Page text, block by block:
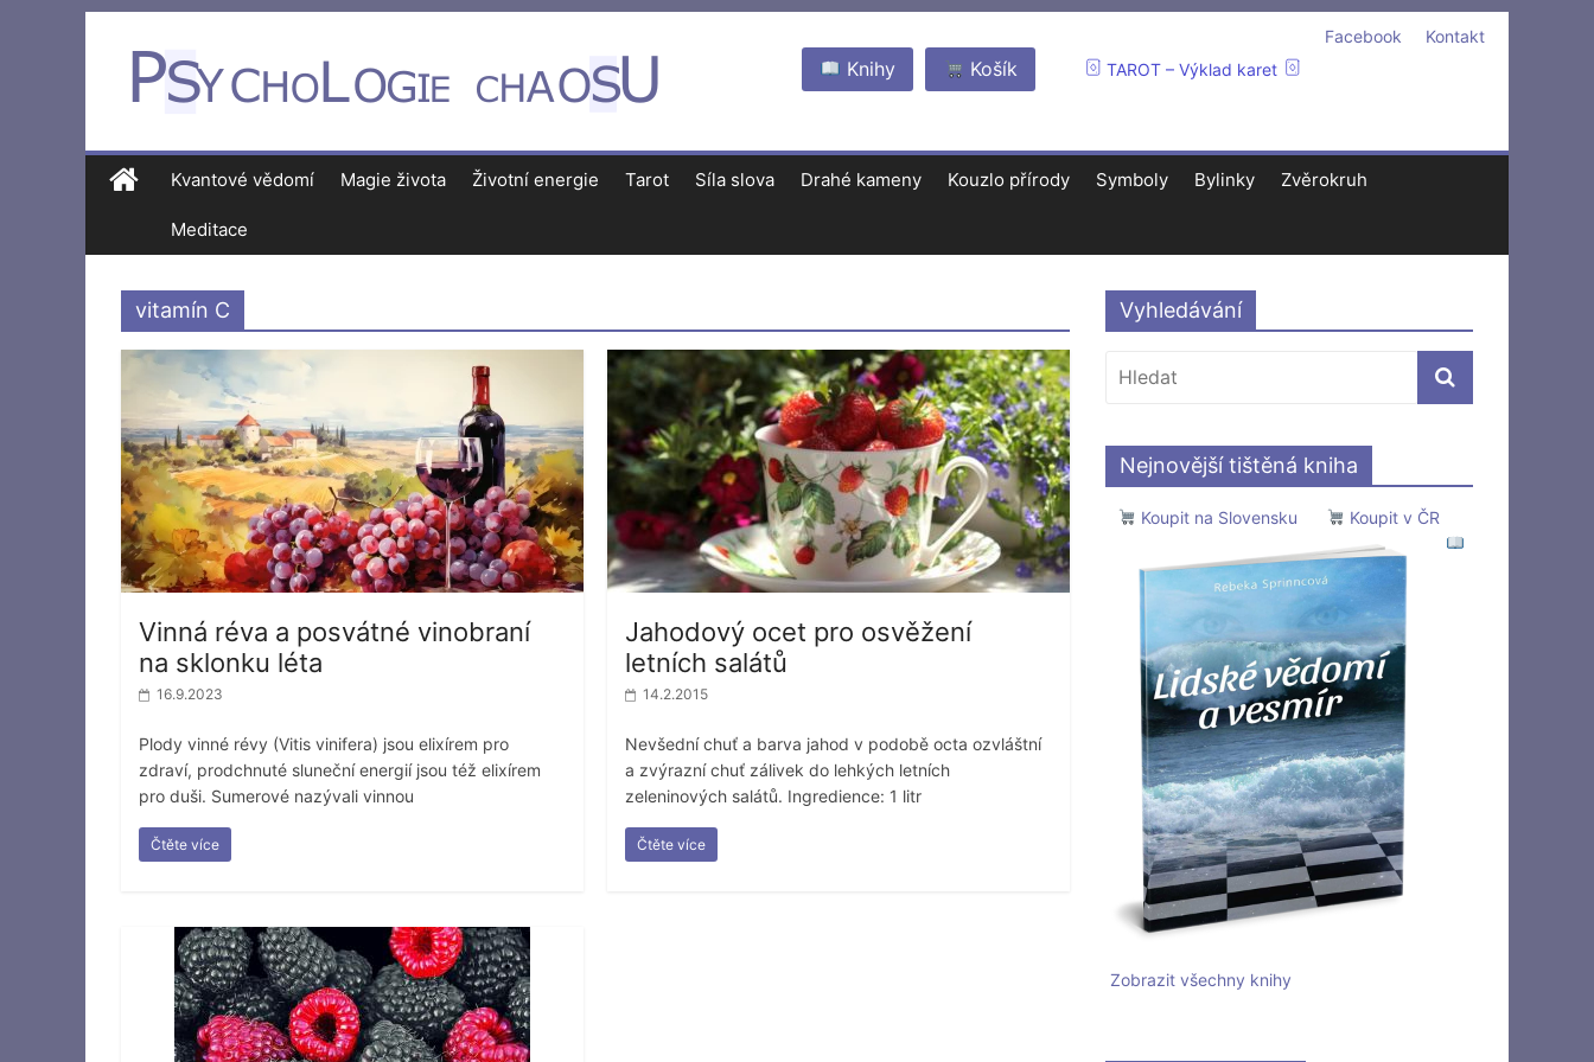
Kontakt
Facebook
TAROT – Výklad karet
Košík
Knihy
Kvantové vědomí Magie života Životní energie Tarot Síla slova Drahé kameny Kouzlo přírody Symboly Bylinky Zvěrokruh
Meditace
vitamín C
Vinná réva a posvátné vinobraní
na sklonku léta
16.9.2023
Plody vinné révy (Vitis vinifera) jsou elixírem pro
zdraví, prodchnuté sluneční energií jsou též elixírem
pro duši. Sumerové nazývali vinnou
Čtěte více
Jahodový ocet pro osvěžení
letních salátů
14.2.2015
Nevšední chuť a barva jahod v podobě octa ozvláštní
a zvýrazní chuť zálivek do lehkých letních
zeleninových salátů. Ingredience: 1 litr
Čtěte více
Vyhledávání
Nejnovější tištěná kniha
Koupit na Slovensku Koupit v ČR
Zobrazit všechny knihy